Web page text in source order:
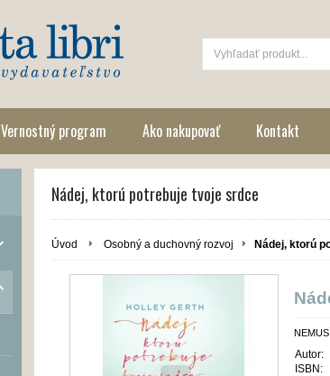
Vernostný program Ako nakupovať Kontakt
Nádej, ktorú potrebuje tvoje srdce
Úvod Osobný a duchovný rozvoj Nádej, ktorú
Autor:
ISBN: